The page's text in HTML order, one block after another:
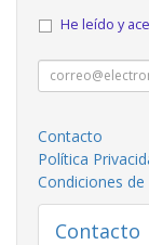
He leído y
Contacto
Política
Condiciones
Contacto